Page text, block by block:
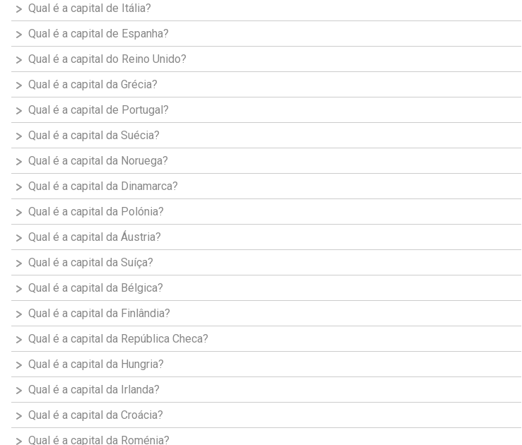
Qual é a capital de Itália?
Qual é a capital de Espanha?
Qual é a capital do Reino Unido?
Qual é a capital da Grécia?
Qual é a capital de Portugal?
Qual é a capital da Suécia?
Qual é a capital da Noruega?
Qual é a capital da Dinamarca?
Qual é a capital da Polónia?
Qual é a capital da Áustria?
Qual é a capital da Suíça?
Qual é a capital da Bélgica?
Qual é a capital da Finlândia?
Qual é a capital da República Checa?
Qual é a capital da Hungria?
Qual é a capital da Irlanda?
Qual é a capital da Croácia?
Qual é a capital da Roménia?